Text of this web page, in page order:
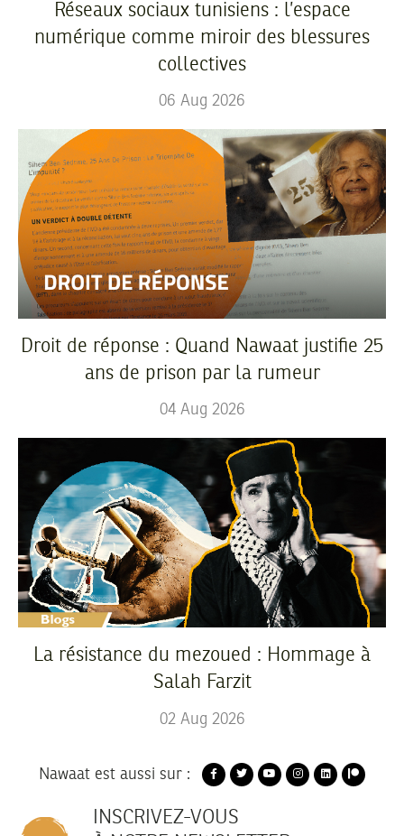
Réseaux sociaux tunisiens : l’espace
numérique comme miroir des blessures
collectives
06 Aug 2026
Droit de réponse : Quand Nawaat justifie 25
ans de prison par la rumeur
04 Aug 2026
La résistance du mezoued : Hommage à
Salah Farzit
02 Aug 2026
Nawaat est aussi sur :
INSCRIVEZ-VOUS